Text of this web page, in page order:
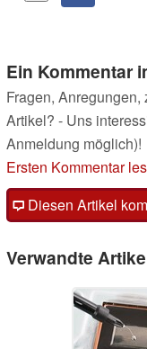
Ein Kommentar
Fragen,
Artikel? - Uns
Anmeldung möglich)!
Ersten Kommentar
Diesen Artikel
Verwandte